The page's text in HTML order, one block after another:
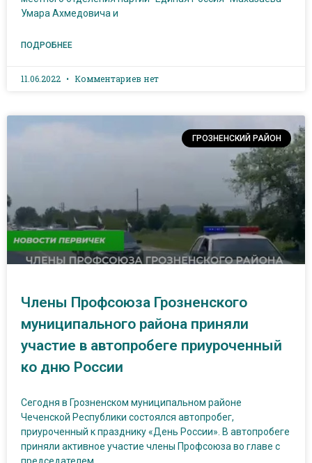
Умара Ахмедовича и
ПОДРОБНЕЕ
11.06.2022 Комментариев нет
ГРОЗНЕНСКИЙ РАЙОН
Члены Профсоюза Грозненского
муниципального района приняли
участие в автопробеге приуроченный
ко дню России
Сегодня в Грозненском муниципальном районе
Чеченской Республики состоялся автопробег,
приуроченный к празднику «День России». В автопробеге
приняли активное участие члены Профсоюза во главе с